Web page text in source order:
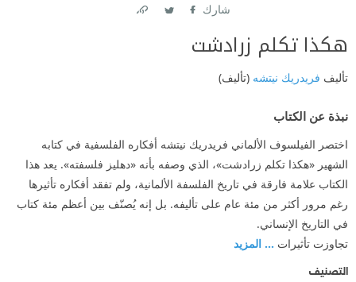
شارك
هكذا تكلم زرادشت
تأليف فريدريك نيتشه (تأليف)
نبذة عن الكتاب
اختصر الفيلسوف الألماني فريدريك نيتشه أفكاره الفلسفية في كتابه
الشهير «هكذا تكلم زرادشت»، الذي وصفه بأنه «دهليز فلسفته». يعد هذا
الكتاب علامة فارقة في تاريخ الفلسفة الألمانية، ولم تفقد أفكاره تأثيرها
رغم مرور أكثر من مئة عام على تأليفه. بل إنه يُصنّف بين أعظم مئة كتاب
في التاريخ الإنساني.
تجاوزت تأثيرات ... المزيد
التصنيف